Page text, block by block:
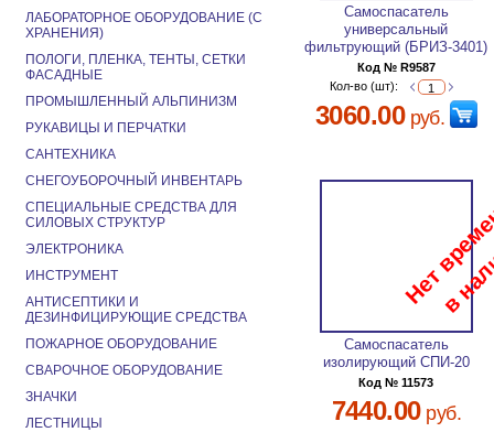
Самоспасатель
универсальный
фильтрующий (БРИЗ-3401)
Код № R9587
Кол-во (шт):
3060.00руб.
Самоспасатель
изолирующий СПИ-20
Код № 11573
7440.00руб.
ЛАБОРАТОРНОЕ ОБОРУДОВАНИЕ (С
ХРАНЕНИЯ)
ПОЛОГИ, ПЛЕНКА, ТЕНТЫ, СЕТКИ
ФАСАДНЫЕ
ПРОМЫШЛЕННЫЙ АЛЬПИНИЗМ
РУКАВИЦЫ И ПЕРЧАТКИ
САНТЕХНИКА
СНЕГОУБОРОЧНЫЙ ИНВЕНТАРЬ
СПЕЦИАЛЬНЫЕ СРЕДСТВА ДЛЯ
СИЛОВЫХ СТРУКТУР
ЭЛЕКТРОНИКА
ИНСТРУМЕНТ
АНТИСЕПТИКИ И
ДЕЗИНФИЦИРУЮЩИЕ СРЕДСТВА
ПОЖАРНОЕ ОБОРУДОВАНИЕ
СВАРОЧНОЕ ОБОРУДОВАНИЕ
ЗНАЧКИ
ЛЕСТНИЦЫ